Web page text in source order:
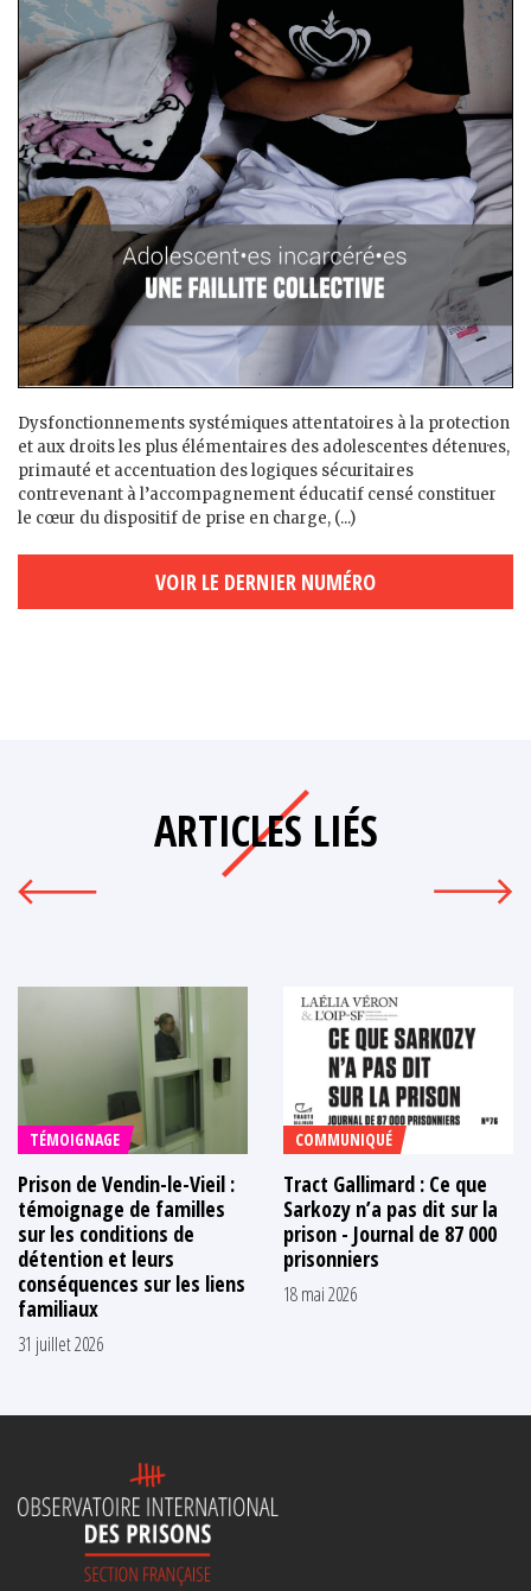
Dysfonctionnements systémiques attentatoires à la protection
et aux droits les plus élémentaires des adolescent·es détenu·es,
primauté et accentuation des logiques sécuritaires
contrevenant à l’accompagnement éducatif censé constituer
le cœur du dispositif de prise en charge, (...)
VOIR LE DERNIER NUMÉRO
ARTICLES LIÉS
TÉMOIGNAGE
Prison de Vendin-le-Vieil :
témoignage de familles
sur les conditions de
détention et leurs
conséquences sur les liens
familiaux
31 juillet 2026
COMMUNIQUÉ
Tract Gallimard : Ce que
Sarkozy n’a pas dit sur la
prison - Journal de 87 000
prisonniers
18 mai 2026